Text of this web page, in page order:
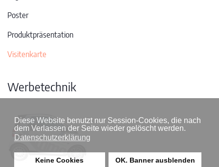
Diese Website benutzt nur Session-Cookies, die nach
dem Verlassen der Seite wieder gelöscht werden.
Datenschutzerklärung
Keine Cookies OK. Banner ausblenden
Poster
Produktpräsentation
Visitenkarte
Werbetechnik